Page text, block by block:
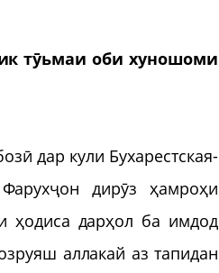
тӯьмаи оби хуношоми
дар кули Бухарестская-
дирӯз ҳамроҳи
ҳодиса дарҳол ба имдод
аллакай аз тапидан